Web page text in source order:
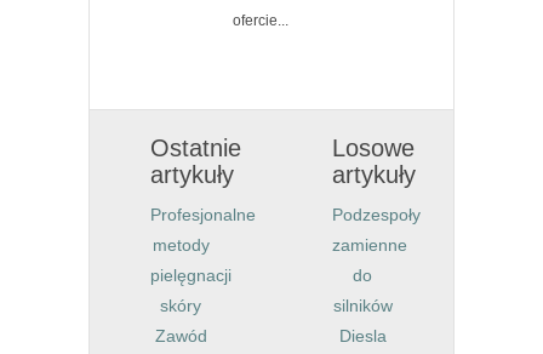
ofercie...
Ostatnie
artykuły
Profesjonalne
metody
pielęgnacji
skóry
Zawód
Losowe
artykuły
Podzespoły
zamienne
do
silników
Diesla